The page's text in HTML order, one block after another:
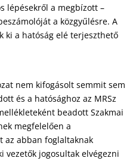
lépésekről a megbízott –
a közgyűlésre. A
ki a hatóság elé terjeszthető
nem kifogásolt semmit sem
és a hatósághoz az MRSz
beadott Szakmai
megfelelően a
az abban foglaltaknak
vezetők jogosultak elvégezni